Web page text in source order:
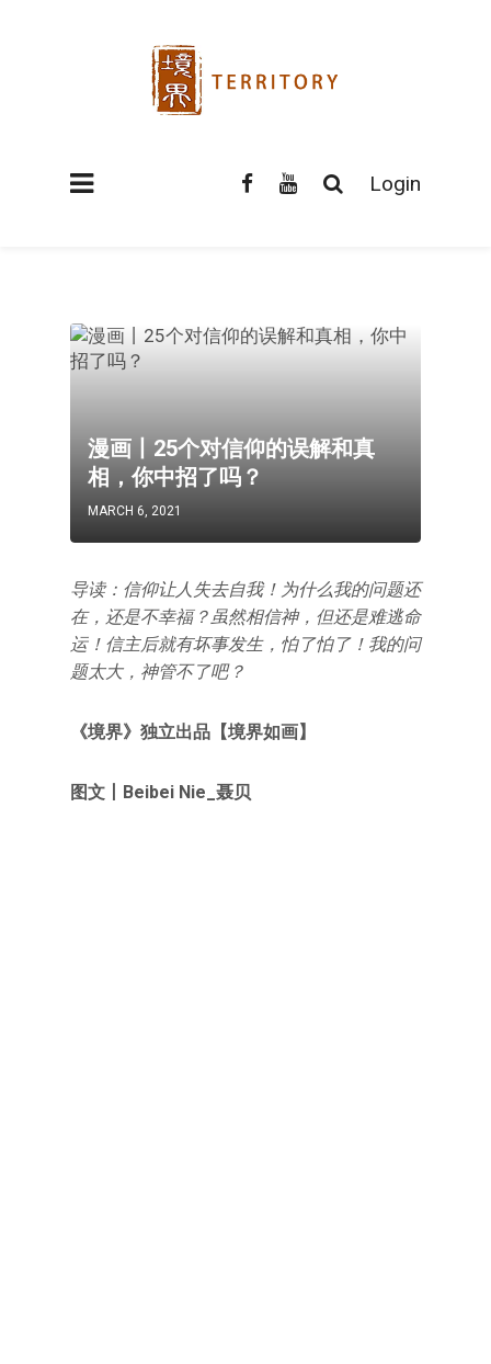
Login
漫画丨25个对信仰的误解和真
相，你中招了吗？
MARCH 6, 2021
导读：信仰让人失去自我！为什么我的问题还
在，还是不幸福？虽然相信神，但还是难逃命
运！信主后就有坏事发生，怕了怕了！我的问
题太大，神管不了吧？
《境界》独立出品【境界如画】
图文丨Beibei Nie_聂贝